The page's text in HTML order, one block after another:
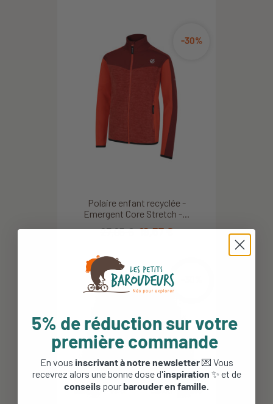
Polaire enfant recyclée -
Emergent Core Stretch -...
-30%
27,95 € 19,57 €
5% de réduction sur votre
première commande
En vous inscrivant à notre newsletter💌 Vous
recevrez alors une bonne dose d'inspiration ✨ et de
conseils pourbarouder en famille